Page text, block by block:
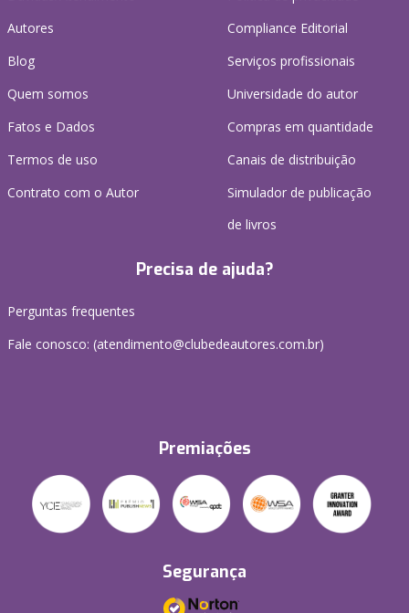
Autores
Blog
Quem somos
Fatos e Dados
Termos de uso
Contrato com o Autor
Compliance Editorial
Serviços profissionais
Universidade do autor
Compras em quantidade
Canais de distribuição
Simulador de publicação
de livros
Precisa de ajuda?
Perguntas frequentes
Fale conosco: (atendimento@clubedeautores.com.br)
Premiações
Segurança